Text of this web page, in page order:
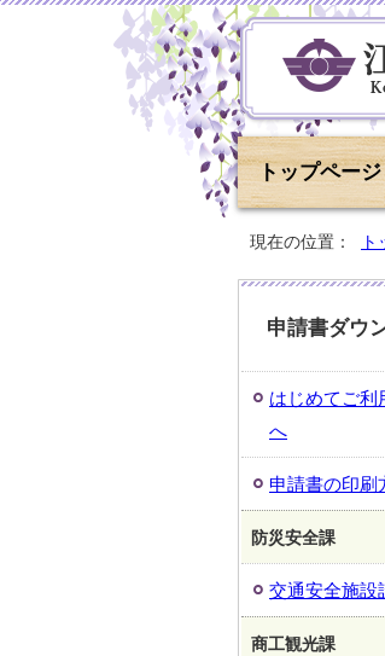
トップページ
現在の位置：
申請書ダウ
はじめてご利
へ
申請書の印刷
防災安全課
交通安全施設
商工観光課